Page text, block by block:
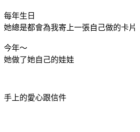
每年生日
她總是都會為我寄上一張自己做的卡片
今年～
她做了她自己的娃娃
手上的愛心跟信件